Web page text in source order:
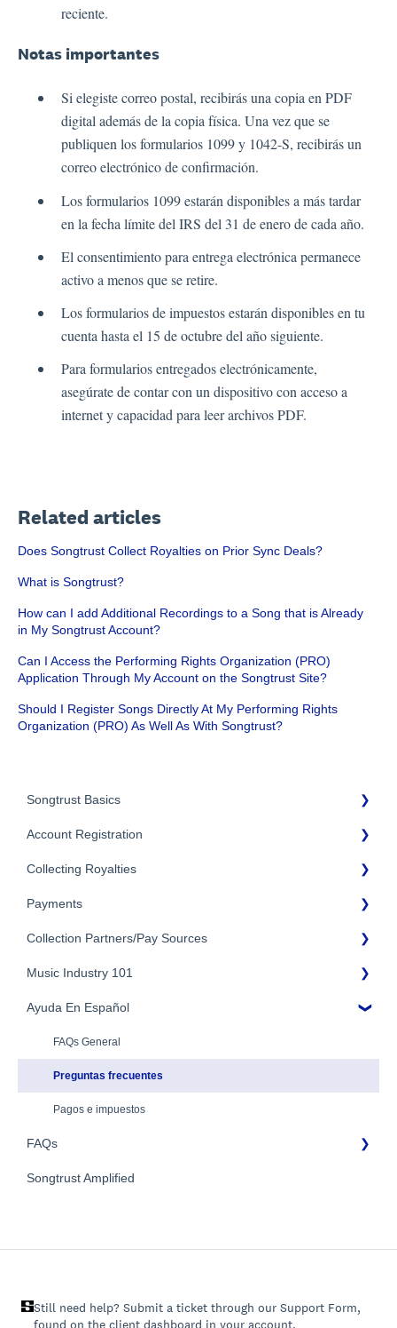
reciente.
Notas importantes
Si elegiste correo postal, recibirás una copia en PDF
digital además de la copia física. Una vez que se
publiquen los formularios 1099 y 1042-S, recibirás un
correo electrónico de confirmación.
Los formularios 1099 estarán disponibles a más tardar
en la fecha límite del IRS del 31 de enero de cada año.
El consentimiento para entrega electrónica permanece
activo a menos que se retire.
Los formularios de impuestos estarán disponibles en tu
cuenta hasta el 15 de octubre del año siguiente.
Para formularios entregados electrónicamente,
asegúrate de contar con un dispositivo con acceso a
internet y capacidad para leer archivos PDF.
Related articles
Does Songtrust Collect Royalties on Prior Sync Deals?
What is Songtrust?
How can I add Additional Recordings to a Song that is Already
in My Songtrust Account?
Can I Access the Performing Rights Organization (PRO)
Application Through My Account on the Songtrust Site?
Should I Register Songs Directly At My Performing Rights
Organization (PRO) As Well As With Songtrust?
Songtrust Basics
Why Songtrust
Term and Agreement
Eligibility
Additional Questions
Account Registration
Account Setup
Account Settings
Adding Songwriters
Song Registration Process
Troubleshooting
Identity Verification
Collecting Royalties
Songtrust Royalties Dashboard
Royalty Types & Sources
Royalties: General Questions
Payments
Payment Timeline
Tax Information
Payment Information
Collection Partners/Pay Sources
Performance Rights Organizations & Collective Management
Music Industry 101
General Publishing Terms
General Publishing Questions
Copyright
Recordings/Record Labels/Recording Contracts
Licensing & Sync
Publishing Partners & Other Organizations
Ayuda En Español
FAQs General
Preguntas frecuentes
Pagos e impuestos
FAQs
General FAQs
Songtrust Amplified
Still need help? Submit a ticket through our Support Form,